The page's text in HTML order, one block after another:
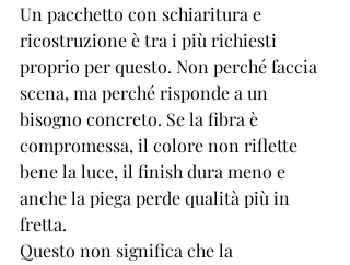
Un pacchetto con schiaritura e
ricostruzione è tra i più richiesti
proprio per questo. Non perché faccia
scena, ma perché risponde a un
bisogno concreto. Se la fibra è
compromessa, il colore non riflette
bene la luce, il finish dura meno e
anche la piega perde qualità più in
fretta.
Questo non significa che la